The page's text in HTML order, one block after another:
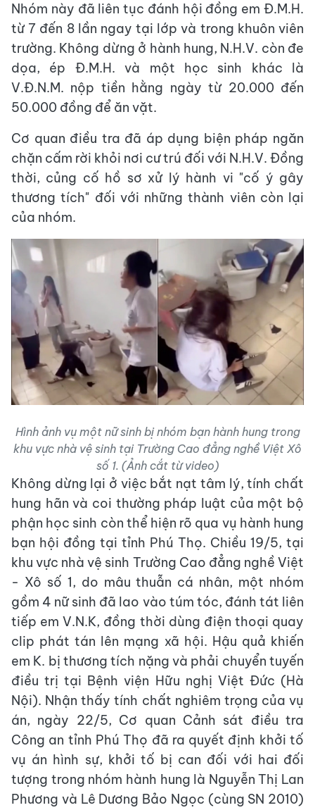
Nhóm này đã liên tục đánh hội đồng em Đ.M.H.
từ 7 đến 8 lần ngay tại lớp và trong khuôn viên
trường. Không dừng ở hành hung, N.H.V. còn đe
dọa, ép Đ.M.H. và một học sinh khác là
V.Đ.N.M. nộp tiền hằng ngày từ 20.000 đến
50.000 đồng để ăn vặt.
Cơ quan điều tra đã áp dụng biện pháp ngăn
chặn cấm rời khỏi nơi cư trú đối với N.H.V. Đồng
thời, củng cố hồ sơ xử lý hành vi "cố ý gây
thương tích" đối với những thành viên còn lại
của nhóm.
Hình ảnh vụ một nữ sinh bị nhóm bạn hành hung trong
khu vực nhà vệ sinh tại Trường Cao đẳng nghề Việt Xô
số 1. (Ảnh cắt từ video)
Không dừng lại ở việc bắt nạt tâm lý, tính chất
hung hãn và coi thường pháp luật của một bộ
phận học sinh còn thể hiện rõ qua vụ hành hung
bạn hội đồng tại tỉnh Phú Thọ. Chiều 19/5, tại
khu vực nhà vệ sinh Trường Cao đẳng nghề Việt
- Xô số 1, do mâu thuẫn cá nhân, một nhóm
gồm 4 nữ sinh đã lao vào túm tóc, đánh tát liên
tiếp em V.N.K, đồng thời dùng điện thoại quay
clip phát tán lên mạng xã hội. Hậu quả khiến
em K. bị thương tích nặng và phải chuyển tuyến
điều trị tại Bệnh viện Hữu nghị Việt Đức (Hà
Nội). Nhận thấy tính chất nghiêm trọng của vụ
án, ngày 22/5, Cơ quan Cảnh sát điều tra
Công an tỉnh Phú Thọ đã ra quyết định khởi tố
vụ án hình sự, khởi tố bị can đối với hai đối
tượng trong nhóm hành hung là Nguyễn Thị Lan
Phương và Lê Dương Bảo Ngọc (cùng SN 2010)